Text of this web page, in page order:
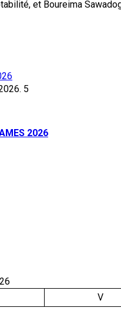
5
2026
V